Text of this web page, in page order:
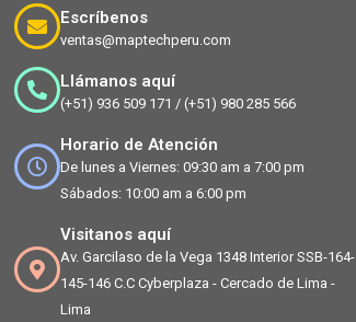
Escríbenos
ventas@maptechperu.com
Llámanos aquí
(+51) 936 509 171 / (+51) 980 285 566
Horario de Atención
De lunes a Viernes: 09:30 am a 7:00 pm
Sábados: 10:00 am a 6:00 pm
Visitanos aquí
Av. Garcilaso de la Vega 1348 Interior SSB-164-
145-146 C.C Cyberplaza - Cercado de Lima -
Lima